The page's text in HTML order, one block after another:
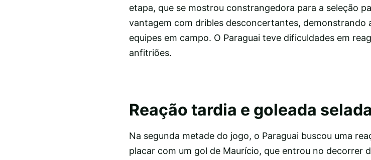
etapa, que se mostrou constrangedora para a seleção
vantagem com dribles desconcertantes, demonstrando
equipes em campo. O Paraguai teve dificuldades em
anfitriões.
Reação tardia e goleada
Na segunda metade do jogo, o Paraguai buscou uma
placar com um gol de Maurício, que entrou no decorrer